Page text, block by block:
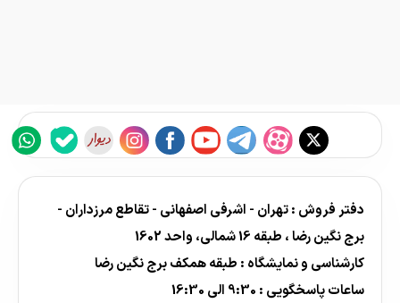
دفتر فروش : تهران - اشرفی اصفهانی - تقاطع مرزداران -
برج نگین رضا ، طبقه 16 شمالی، واحد 1602
کارشناسی و نمایشگاه : طبقه همکف برج نگین رضا
ساعات پاسخگویی : 9:30 الی 16:30